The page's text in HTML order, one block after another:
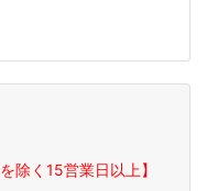
除く15営業日以上】